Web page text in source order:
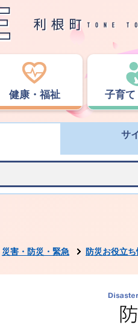
健康・福祉 子育
サ
災害・防災・緊急 防災お役立ち